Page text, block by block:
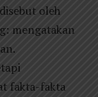
oleh
mengatakan
fakta-fakta